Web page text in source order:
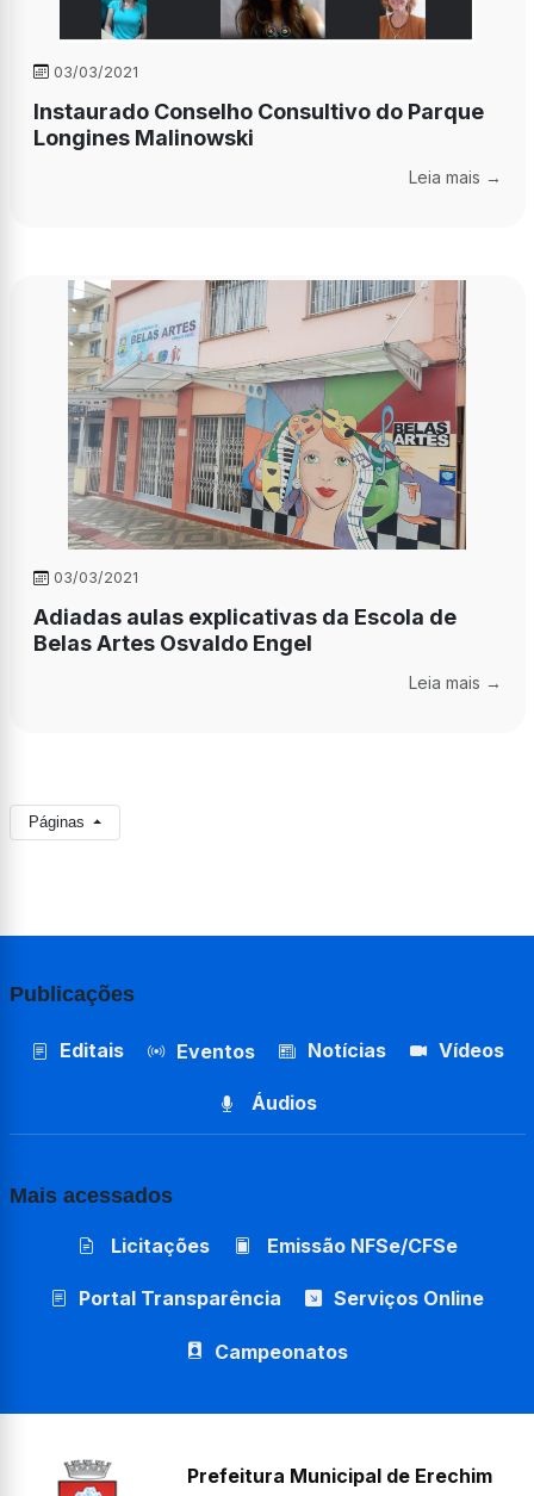
03/03/2021
Instaurado Conselho Consultivo do Parque
Longines Malinowski
Leia mais →
03/03/2021
Adiadas aulas explicativas da Escola de
Belas Artes Osvaldo Engel
Leia mais →
Páginas
Publicações
Editais Eventos Notícias Vídeos
Áudios
Mais acessados
Licitações Emissão NFSe/CFSe
Portal Transparência Serviços Online
Campeonatos
Prefeitura Municipal de Erechim